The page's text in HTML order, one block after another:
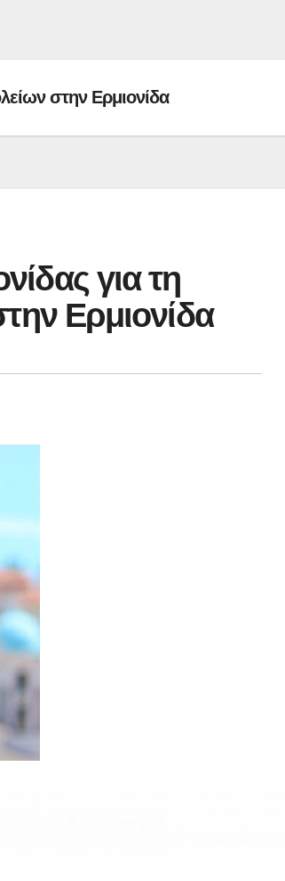
στην Ερμιονίδα
για τη
στην Ερμιονίδα